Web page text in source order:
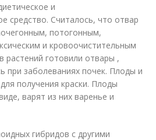
и
средство. Считалось, что отвар
потогонным,
и кровоочистительным
растений готовили отвары ,
при заболеваниях почек. Плоды и
получения краски. Плоды
варят из них варенье и
гибридов с другими